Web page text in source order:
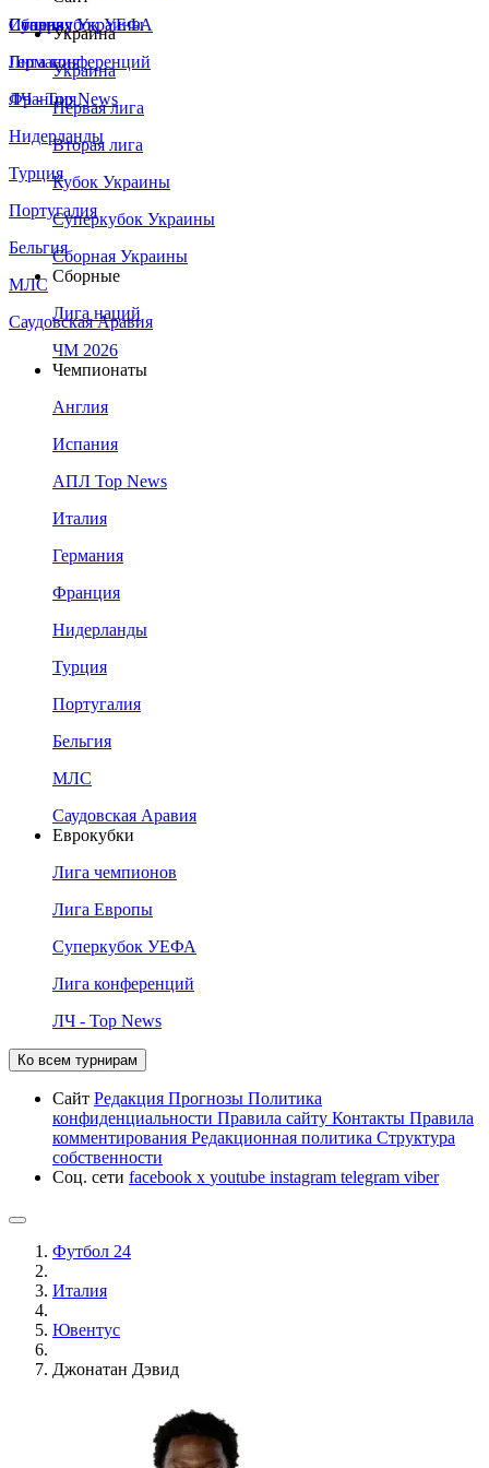
Сборная Украины
Италия
Германия
Франция
Нидерланды
Турция
Португалия
Бельгия
МЛС
Саудовская Аравия
Суперкубок УЕФА
Лига конференций
ЛЧ - Top News
Украина
Украина
Первая лига
Вторая лига
Кубок Украины
Суперкубок Украины
Сборная Украины
Сборные
Лига наций
ЧМ 2026
Чемпионаты
Англия
Испания
АПЛ Top News
Италия
Германия
Франция
Нидерланды
Турция
Португалия
Бельгия
МЛС
Саудовская Аравия
Еврокубки
Лига чемпионов
Лига Европы
Суперкубок УЕФА
Лига конференций
ЛЧ - Top News
Ко всем турнирам
Сайт Редакция Прогнозы Политика
конфиденциальности Правила сайту Контакты Правила
комментирования Редакционная политика Структура
собственности
Соц. сети facebook x youtube instagram telegram viber
Футбол 24
Италия
Ювентус
Джонатан Дэвид